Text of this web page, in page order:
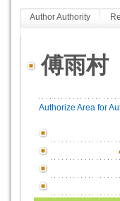
Author Authority
傅雨村
Authorize Area for